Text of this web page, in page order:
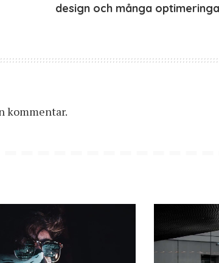
design och många
kommentar.